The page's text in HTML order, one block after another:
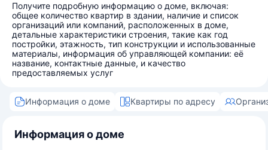
Получите подробную информацию о доме, включая:
общее количество квартир в здании, наличие и список
организаций или компаний, расположенных в доме,
детальные характеристики строения, такие как год
постройки, этажность, тип конструкции и использованные
материалы, информация об управляющей компании: её
название, контактные данные, и качество
предоставляемых услуг
Информация о доме Квартиры по адресу
Информация о доме